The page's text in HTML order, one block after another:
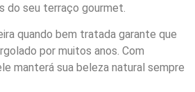
do seu terraço gourmet.
quando bem tratada garante que
por muitos anos. Com
manterá sua beleza natural sempre